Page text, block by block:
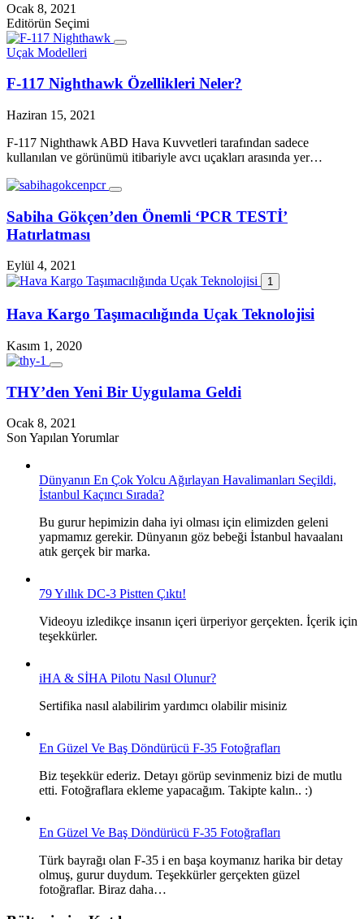
Ocak 8, 2021
Editörün Seçimi
Uçak Modelleri
F-117 Nighthawk Özellikleri Neler?
Haziran 15, 2021
F-117 Nighthawk ABD Hava Kuvvetleri tarafından sadece
kullanılan ve görünümü itibariyle avcı uçakları arasında yer…
Sabiha Gökçen’den Önemli ‘PCR TESTİ’
Hatırlatması
Eylül 4, 2021
1
Hava Kargo Taşımacılığında Uçak Teknolojisi
Kasım 1, 2020
THY’den Yeni Bir Uygulama Geldi
Ocak 8, 2021
Son Yapılan Yorumlar
Dünyanın En Çok Yolcu Ağırlayan Havalimanları Seçildi,
İstanbul Kaçıncı Sırada?
Bu gurur hepimizin daha iyi olması için elimizden geleni
yapmamız gerekir. Dünyanın göz bebeği İstanbul havaalanı
atık gerçek bir marka.
79 Yıllık DC-3 Pistten Çıktı!
Videoyu izledikçe insanın içeri ürperiyor gerçekten. İçerik için
teşekkürler.
iHA & SİHA Pilotu Nasıl Olunur?
Sertifika nasıl alabilirim yardımcı olabilir misiniz
En Güzel Ve Baş Döndürücü F-35 Fotoğrafları
Biz teşekkür ederiz. Detayı görüp sevinmeniz bizi de mutlu
etti. Fotoğraflara ekleme yapacağım. Takipte kalın.. :)
En Güzel Ve Baş Döndürücü F-35 Fotoğrafları
Türk bayrağı olan F-35 i en başa koymanız harika bir detay
olmuş, gurur duydum. Teşekkürler gerçekten güzel
fotoğraflar. Biraz daha…